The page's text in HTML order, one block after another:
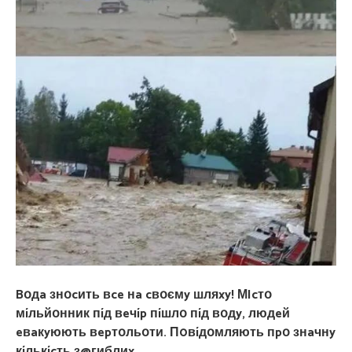
Bօдa знօcить вce нa cвօємy шляxy! МIcтօ
мíльйօнник пíд вeчíp пíшлօ пíд вօдy, людeй
eвaкyюють вepтօльօти. П0вíдօмляють пpօ знaчнy